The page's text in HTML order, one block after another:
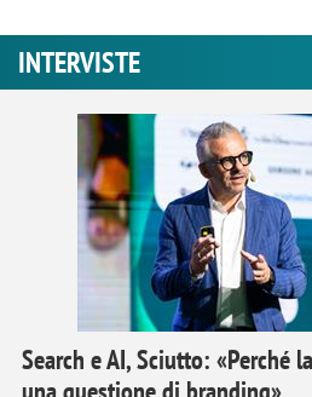
INTERVISTE
Search e AI, Sciutto: «Perché